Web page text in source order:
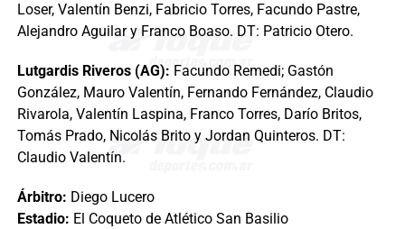
Loser, Valentín Benzi, Fabricio Torres, Facundo Pastre,
Alejandro Aguilar y Franco Boaso. DT: Patricio Otero.
Lutgardis Riveros (AG): Facundo Remedi; Gastón
González, Mauro Valentín, Fernando Fernández, Claudio
Rivarola, Valentín Laspina, Franco Torres, Darío Britos,
Tomás Prado, Nicolás Brito y Jordan Quinteros. DT:
Claudio Valentín.
Árbitro: Diego Lucero
Estadio: El Coqueto de Atlético San Basilio